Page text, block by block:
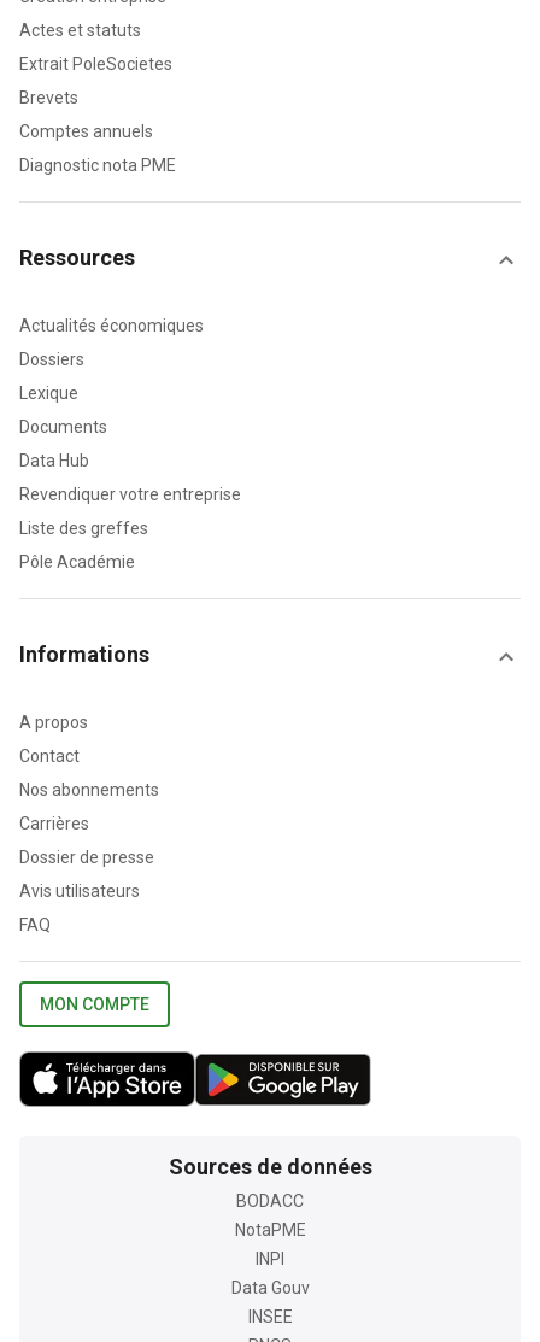
Actes et statuts
Extrait PoleSocietes
Brevets
Comptes annuels
Diagnostic nota PME
Ressources
Actualités économiques
Dossiers
Lexique
Documents
Data Hub
Revendiquer votre entreprise
Liste des greffes
Pôle Académie
Informations
A propos
Contact
Nos abonnements
Carrières
Dossier de presse
Avis utilisateurs
FAQ
MON COMPTE
Sources de données
BODACC
NotaPME
INPI
Data Gouv
INSEE